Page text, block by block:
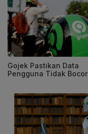
Gojek Pastikan Data
Pengguna Tidak Bocor